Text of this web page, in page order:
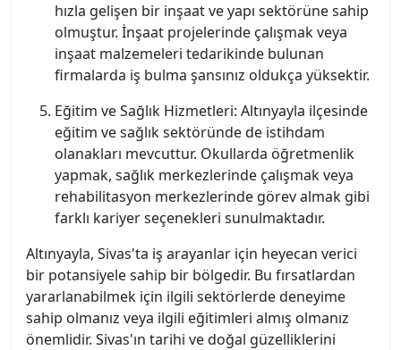
hızla gelişen bir inşaat ve yapı sektörüne sahip
olmuştur. İnşaat projelerinde çalışmak veya
inşaat malzemeleri tedarikinde bulunan
firmalarda iş bulma şansınız oldukça yüksektir.
Eğitim ve Sağlık Hizmetleri: Altınyayla ilçesinde
eğitim ve sağlık sektöründe de istihdam
olanakları mevcuttur. Okullarda öğretmenlik
yapmak, sağlık merkezlerinde çalışmak veya
rehabilitasyon merkezlerinde görev almak gibi
farklı kariyer seçenekleri sunulmaktadır.
Altınyayla, Sivas'ta iş arayanlar için heyecan verici
bir potansiyele sahip bir bölgedir. Bu fırsatlardan
yararlanabilmek için ilgili sektörlerde deneyime
sahip olmanız veya ilgili eğitimleri almış olmanız
önemlidir. Sivas'ın tarihi ve doğal güzelliklerini